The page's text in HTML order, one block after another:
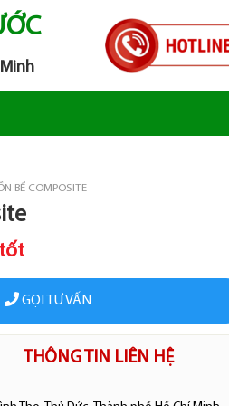
BỂ COMPOSITE
GỌI TƯ VẤN
THÔNG TIN LIÊN HỆ